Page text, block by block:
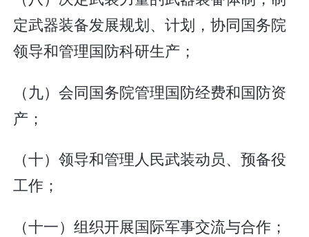
定武器装备发展规划、计划，协同国务院
领导和管理国防科研生产；
（九）会同国务院管理国防经费和国防资
产；
（十）领导和管理人民武装动员、预备役
工作；
（十一）组织开展国际军事交流与合作；